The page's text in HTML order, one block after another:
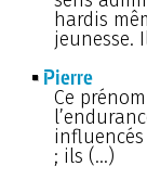
hardis
jeunesse.
Pierre
Ce
; ils (…)